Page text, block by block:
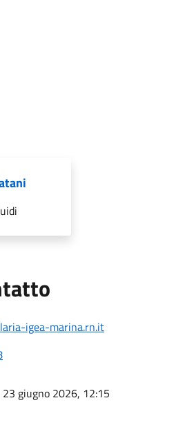
igea-marina.rn.it
23 giugno 2026, 12:15